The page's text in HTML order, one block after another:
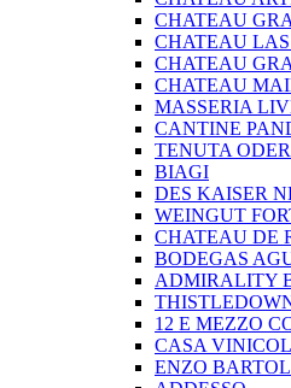
CHATEAU
CHATEAU
CHATEAU
CHATEAU
MASSERIA
CANTINE
TENUTA
BIAGI
DES KAISER
WEINGUT
CHATEAU DE
BODEGAS
ADMIRALITY
12 E MEZZO
CASA
ENZO